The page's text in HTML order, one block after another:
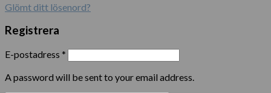
Glömt ditt lösenord?
Registrera
E-postadress *
A password will be sent to your email address.